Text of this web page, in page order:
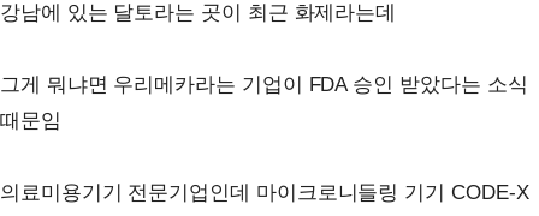
강남에 있는 달토라는 곳이 최근 화제라는데
그게 뭐냐면 우리메카라는 기업이 FDA 승인 받았다는 소식
때문임
의료미용기기 전문기업인데 마이크로니들링 기기 CODE-X